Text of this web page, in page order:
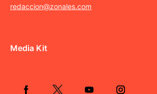
redaccion@zonales.com
Media Kit